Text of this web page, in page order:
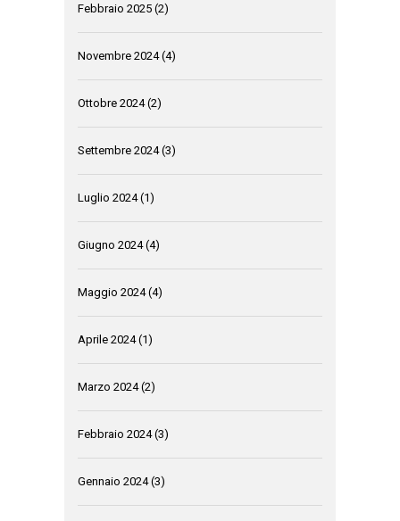
Febbraio 2025 (2)
Novembre 2024(4)
Ottobre 2024(2)
Settembre 2024(3)
Luglio 2024(1)
Giugno 2024(4)
Maggio 2024(4)
Aprile 2024(1)
Marzo 2024(2)
Febbraio 2024(3)
Gennaio 2024(3)